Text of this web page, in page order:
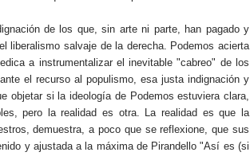
de los que, sin arte ni parte, han pagado y
liberalismo salvaje de la derecha. Podemos acierta
a instrumentalizar el inevitable "cabreo" de los
el recurso al populismo, esa justa indignación y
objetar si la ideología de Podemos estuviera clara,
pero la realidad es otra. La realidad es que la
demuestra, a poco que se reflexione, que sus
y ajustada a la máxima de Pirandello "Así es (si